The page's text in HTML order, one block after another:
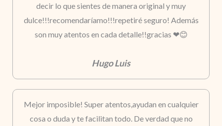
decir lo que sientes de manera original y muy
dulce!!!recomendaríamo!!!repetiré seguro! Además
son muy atentos en cada detalle!!gracias ❤😊
Hugo Luis
Mejor imposible! Super atentos,ayudan en cualquier
cosa o duda y te facilitan todo. De verdad que no